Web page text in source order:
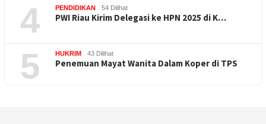
4 PENDIDIKAN 54 Dilihat
PWI Riau Kirim Delegasi ke HPN 2025 di K…
5 HUKRIM 43 Dilihat
Penemuan Mayat Wanita Dalam Koper di TPS